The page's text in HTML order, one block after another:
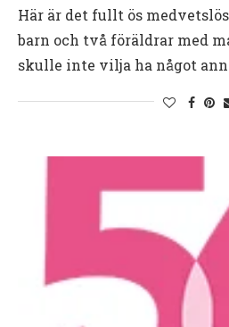
Här är det fullt ös
barn och två föräldrar med
skulle inte vilja ha något